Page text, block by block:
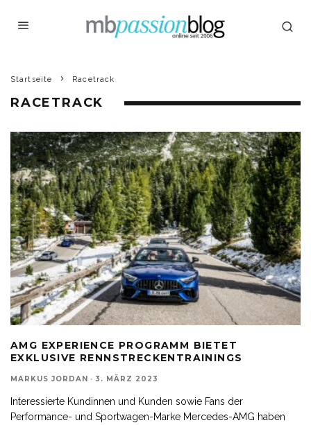
Startseite Racetrack
RACETRACK
AMG EXPERIENCE PROGRAMM BIETET
EXKLUSIVE RENNSTRECKENTRAININGS
MARKUS JORDAN · 3. MÄRZ 2023
Interessierte Kundinnen und Kunden sowie Fans der
Performance- und Sportwagen-Marke Mercedes-AMG haben